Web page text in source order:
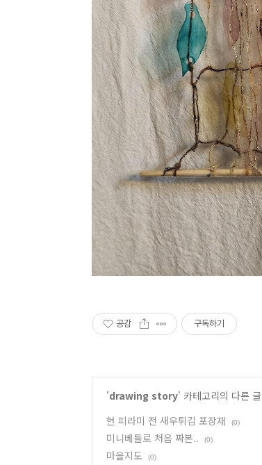
공감 구독하기
'drawing story' 카테고리의 다른 글
현 피라미 전 새우튀김 포장재
(0)
미니베틀로 처음 짜본.. (0)
마을지도 (0)